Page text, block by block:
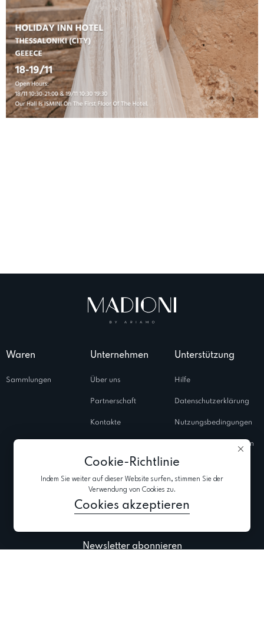
Cookie-Richtlinie
Indem Sie weiter auf dieser Website surfen, stimmen Sie der
Verwendung von Cookies zu.
Cookies akzeptieren
Waren
Sammlungen
Unternehmen
Über uns
Partnerschaft
Kontakte
Geschlossene
Shows
Blog
Unterstützung
Hilfe
Datenschutzerklärung
Nutzungsbedingungen
Verwendungsrichtlinien
Newsletter abonnieren